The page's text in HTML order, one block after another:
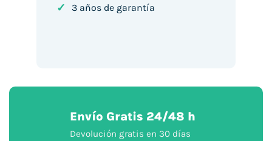
✓ 3 años de garantía
Envío Gratis 24/48 h
Devolución gratis en 30 días